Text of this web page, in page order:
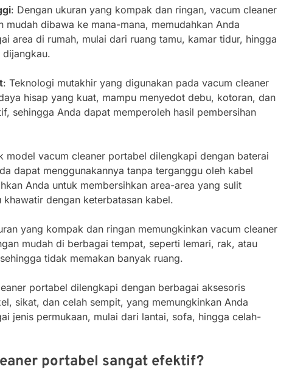
: Dengan ukuran yang kompak dan ringan, vacum cleaner
mudah dibawa ke mana-mana, memudahkan Anda
area di rumah, mulai dari ruang tamu, kamar tidur, hingga
: Teknologi mutakhir yang digunakan pada vacum cleaner
hisap yang kuat, mampu menyedot debu, kotoran, dan
sehingga Anda dapat memperoleh hasil pembersihan
model vacum cleaner portabel dilengkapi dengan baterai
dapat menggunakannya tanpa terganggu oleh kabel
Anda untuk membersihkan area-area yang sulit
dengan keterbatasan kabel.
yang kompak dan ringan memungkinkan vacum cleaner
mudah di berbagai tempat, seperti lemari, rak, atau
tidak memakan banyak ruang.
portabel dilengkapi dengan berbagai aksesoris
sikat, dan celah sempit, yang memungkinkan Anda
jenis permukaan, mulai dari lantai, sofa, hingga celah-
portabel sangat efektif?